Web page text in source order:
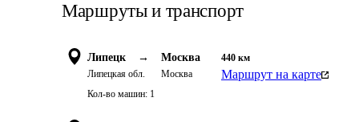
Маршруты и транспорт
Липецк →
Липецкая обл.
Москва
Москва
440 км
Маршрут на карте
Кол-во машин: 1